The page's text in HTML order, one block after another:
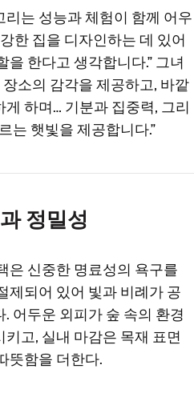
리는 성능과 체험이 함께 어우
한 집을 디자인하는 데 있어
을 한다고 생각합니다.” 그녀
소의 감각을 제공하고, 바깥
하며… 기분과 집중력, 그리
는 햇빛을 제공합니다.”
정밀성
은 신중한 명료성의 욕구를
제되어 있어 빛과 비례가 공
어두운 외피가 숲 속의 환경
고, 실내 마감은 목재 표면
뜻함을 더한다.